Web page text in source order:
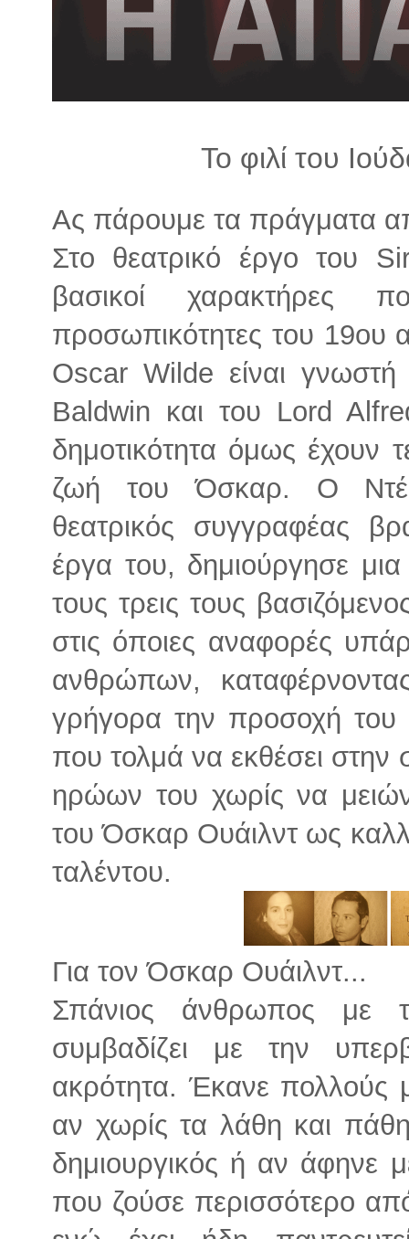
Το φιλί του
Ας πάρουμε τα πράγματα
Στο θεατρικό έργο του
βασικοί χαρακτήρες
προσωπικότητες του 19ου
Oscar Wilde είναι
Baldwin και του Lord
δημοτικότητα όμως έχουν
ζωή του Όσκαρ. Ο
θεατρικός συγγραφέας
έργα του, δημιούργησε
τους τρεις τους
στις όποιες αναφορές
ανθρώπων,
γρήγορα την προσοχή του
που τολμά να εκθέσει στην
ηρώων του χωρίς να
του Όσκαρ Ουάιλντ ως
ταλέντου.
Για τον Όσκαρ Ουάιλντ...
Σπάνιος άνθρωπος με
συμβαδίζει με την
ακρότητα. Έκανε πολλούς
αν χωρίς τα λάθη και
δημιουργικός ή αν άφηνε
που ζούσε περισσότερο